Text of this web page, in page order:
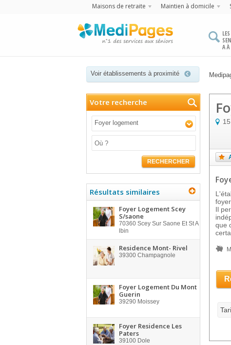
Maisons de retraite Maintien à domicile
LES
A
Voir établissements à proximité
Votre recherche
Foyer logement
RECHERCHER
Résultats similaires
Foyer Logement Scey
S/saone
70360 Scey Sur Saone Et St A
lbin
Residence Mont- Rivel
39300 Champagnole
Foyer Logement Du Mont
Guerin
39290 Moissey
Foyer Residence Les
Paters
39100 Dole
Il
que